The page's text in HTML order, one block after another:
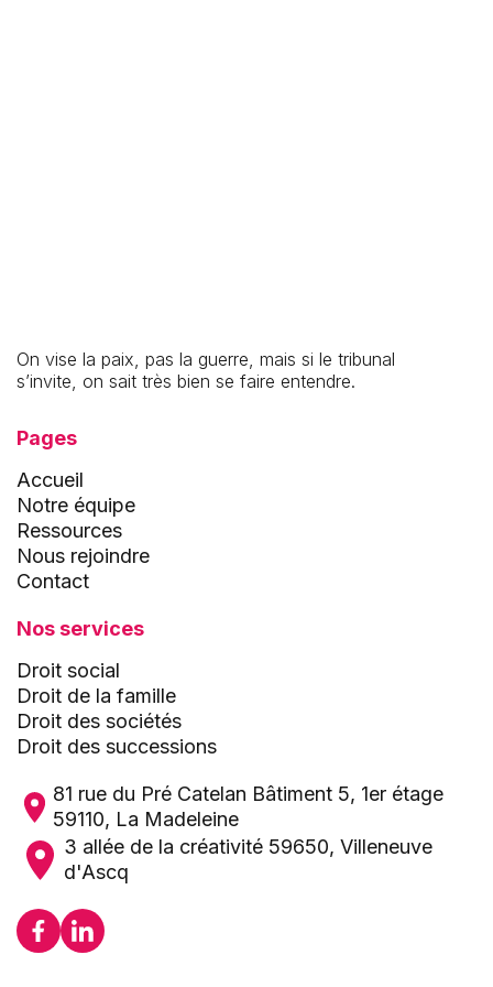
On vise la paix, pas la guerre, mais si le tribunal
s’invite, on sait très bien se faire entendre.
Pages
Accueil
Notre équipe
Ressources
Nous rejoindre
Contact
Nos services
Droit social
Droit de la famille
Droit des sociétés
Droit des successions
81 rue du Pré Catelan Bâtiment 5, 1er étage
59110, La Madeleine
3 allée de la créativité 59650, Villeneuve
d'Ascq